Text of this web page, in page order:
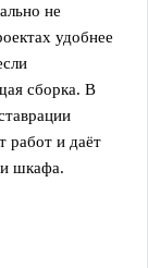
не
удобнее
сборка. В
работ и даёт
шкафа.